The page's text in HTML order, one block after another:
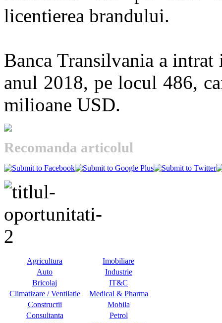
licentierea brandului.
Banca Transilvania a
anul 2018, pe locul 486,
milioane USD.
Recomanda articolul
Agricultura
Imobiliare
Auto
Industrie
Bricolaj
IT&C
Climatizare / Ventilatie
Medical & Pharma
Constructii
Mobila
Consultanta
Petrol